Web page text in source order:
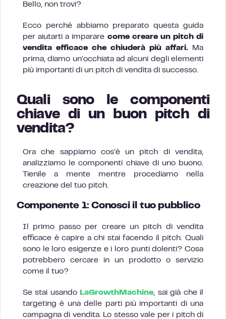
Bello, non trovi?
Ecco perché abbiamo preparato questa guida
per aiutarti a imparare come creare un pitch di
vendita efficace che chiuderà più affari. Ma
prima, diamo un’occhiata ad alcuni degli elementi
più importanti di un pitch di vendita di successo.
Quali sono le componenti
chiave di un buon pitch di
vendita?
Ora che sappiamo cos’è un pitch di vendita,
analizziamo le componenti chiave di uno buono.
Tienile a mente mentre procediamo nella
creazione del tuo pitch.
Componente 1: Conosci il tuo pubblico
Il primo passo per creare un pitch di vendita
efficace è capire a chi stai facendo il pitch. Quali
sono le loro esigenze e i loro punti dolenti? Cosa
potrebbero cercare in un prodotto o servizio
come il tuo?
Se stai usando LaGrowthMachine , sai già che il
targeting è una delle parti più importanti di una
campagna di vendita. Lo stesso vale per i pitch di